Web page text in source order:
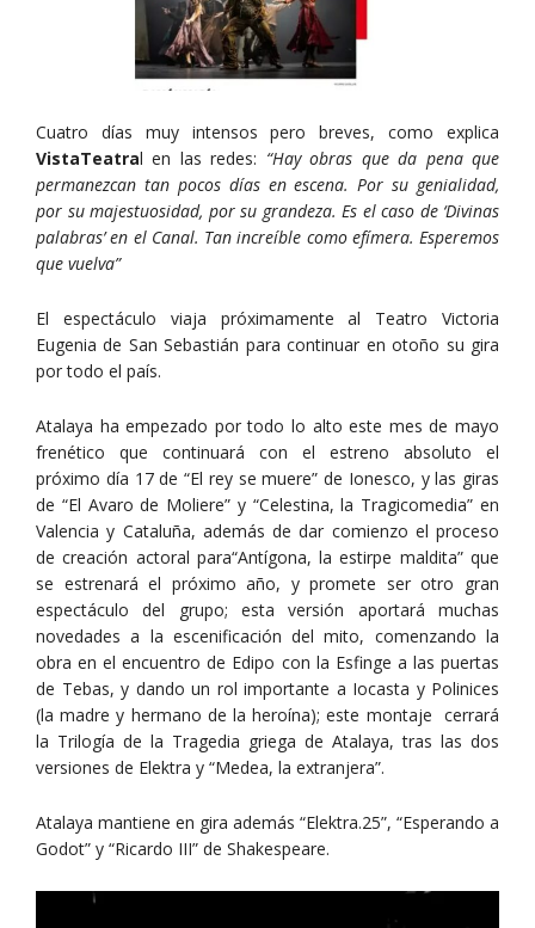
Cuatro días muy intensos pero breves, como explica
VistaTeatral en las redes: “Hay obras que da pena que
permanezcan tan pocos días en escena. Por su genialidad,
por su majestuosidad, por su grandeza. Es el caso de ‘Divinas
palabras’ en el Canal. Tan increíble como efímera. Esperemos
que vuelva”
El espectáculo viaja próximamente al Teatro Victoria
Eugenia de San Sebastián para continuar en otoño su gira
por todo el país.
Atalaya ha empezado por todo lo alto este mes de mayo
frenético que continuará con el estreno absoluto el
próximo día 17 de “El rey se muere” de Ionesco, y las giras
de “El Avaro de Moliere” y “Celestina, la Tragicomedia” en
Valencia y Cataluña, además de dar comienzo el proceso
de creación actoral para“Antígona, la estirpe maldita” que
se estrenará el próximo año, y promete ser otro gran
espectáculo del grupo; esta versión aportará muchas
novedades a la escenificación del mito, comenzando la
obra en el encuentro de Edipo con la Esfinge a las puertas
de Tebas, y dando un rol importante a Iocasta y Polinices
(la madre y hermano de la heroína); este montaje cerrará
la Trilogía de la Tragedia griega de Atalaya, tras las dos
versiones de Elektra y “Medea, la extranjera”.
Atalaya mantiene en gira además “Elektra.25”, “Esperando a
Godot” y “Ricardo III” de Shakespeare.
Reproductor